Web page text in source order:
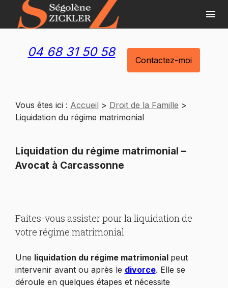
menu
04 68 31 50 58
Contactez-moi
Vous êtes ici : Accueil > Droit de la Famille >
Liquidation du régime matrimonial
Liquidation du régime matrimonial –
Avocat à Carcassonne
Faites-vous assister pour la liquidation de
votre régime matrimonial
Une liquidation du régime matrimonial peut
intervenir avant ou après le divorce. Elle se
déroule en quelques étapes et nécessite
Panneau de gestion des cookies